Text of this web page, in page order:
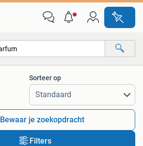
Alle afstanden…
Sorteer op
Bewaar je zoekopdracht
Filters